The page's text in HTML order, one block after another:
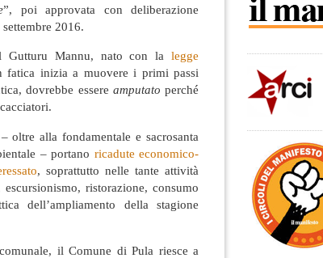
”, poi approvata con deliberazione
2016.
Gutturu Mannu, nato con la legge
fatica inizia a muovere i primi passi
dovrebbe essere amputato perché
oltre alla fondamentale e sacrosanta
– portano ricadute economico-
, soprattutto nelle tante attività
ristorazione, consumo
dell’ampliamento della stagione
il Comune di Pula riesce a